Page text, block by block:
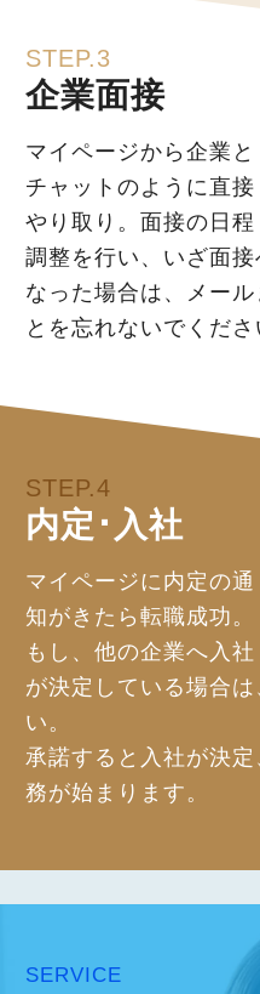
STEP.3
企業面接
マイページから企業と
チャットのように直接
やり取り。面接の日程
調整を行い、いざ面
なった場合は、メー
とを忘れないでくださ
STEP.4
内定･入社
マイページに内定の通
知がきたら転職成功。
もし、他の企業へ入社
が決定している場合
い。
承諾すると入社が決
務が始まります。
SERVICE